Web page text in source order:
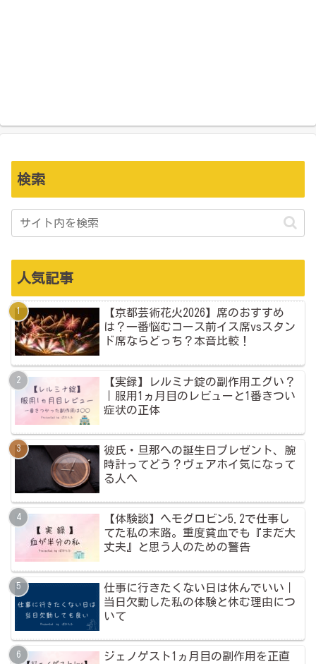
検索
人気記事
【京都芸術花火2026】席のおすすめ
は？一番悩むコース前イス席vsスタン
ド席ならどっち？本音比較！
【実録】レルミナ錠の副作用エグい？
｜服用1ヵ月目のレビューと1番きつい
症状の正体
彼氏・旦那への誕生日プレゼント、腕
時計ってどう？ヴェアホイ気になって
る人へ
【体験談】ヘモグロビン5.2で仕事し
てた私の末路。重度貧血でも『まだ大
丈夫』と思う人のための警告
仕事に行きたくない日は休んでいい｜
当日欠勤した私の体験と休む理由につ
いて
ジェノゲスト1ヵ月目の副作用を正直